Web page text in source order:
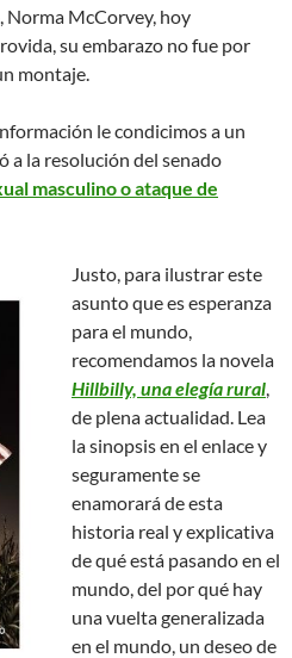
McCorvey, hoy
su embarazo no fue por
montaje.
le condicimos a un
a la resolución del senado
masculino o ataque de
Justo, para ilustrar este
asunto que es esperanza
para el mundo,
recomendamos la novela
Hillbilly, una elegía rural,
de plena actualidad. Lea
la sinopsis en el enlace y
seguramente se
enamorará de esta
historia real y explicativa
de qué está pasando en el
mundo, del por qué hay
una vuelta generalizada
en el mundo, un deseo de